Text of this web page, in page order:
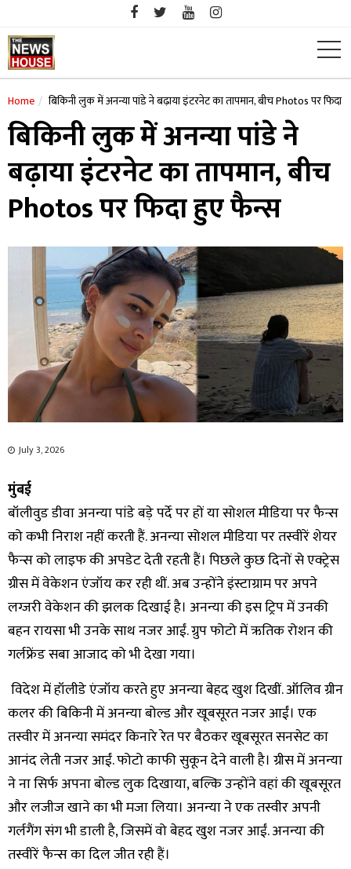
content
Home बिकिनी लुक में अनन्या पांडे ने बढ़ाया इंटरनेट का तापमान, बीच Photos पर फिदा
बिकिनी लुक में अनन्या पांडे ने
बढ़ाया इंटरनेट का तापमान, बीच
Photos पर फिदा हुए फैन्स
July 3, 2026
मुंबई
बॉलीवुड डीवा अनन्या पांडे बड़े पर्दे पर हों या सोशल मीडिया पर फैन्स
को कभी निराश नहीं करती हैं. अनन्या सोशल मीडिया पर तस्वीरें शेयर
फैन्स को लाइफ की अपडेट देती रहती हैं। पिछले कुछ दिनों से एक्ट्रेस
ग्रीस में वेकेशन एंजॉय कर रही थीं. अब उन्होंने इंस्टाग्राम पर अपने
लग्जरी वेकेशन की झलक दिखाई है। अनन्या की इस ट्रिप में उनकी
बहन रायसा भी उनके साथ नजर आईं. ग्रुप फोटो में ऋतिक रोशन की
गर्लफ्रेंड सबा आजाद को भी देखा गया।
विदेश में हॉलीडे एंजॉय करते हुए अनन्या बेहद खुश दिखीं. ऑलिव ग्रीन
कलर की बिकिनी में अनन्या बोल्ड और खूबसूरत नजर आईं। एक
तस्वीर में अनन्या समंदर किनारे रेत पर बैठकर खूबसूरत सनसेट का
आनंद लेती नजर आईं. फोटो काफी सुकून देने वाली है। ग्रीस में अनन्या
ने ना सिर्फ अपना बोल्ड लुक दिखाया, बल्कि उन्होंने वहां की खूबसूरत
और लजीज खाने का भी मजा लिया। अनन्या ने एक तस्वीर अपनी
गर्लगैंग संग भी डाली है, जिसमें वो बेहद खुश नजर आईं. अनन्या की
तस्वीरें फैन्स का दिल जीत रही हैं।